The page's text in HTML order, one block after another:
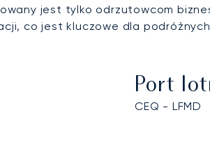
jest tylko odrzutowcom
co jest kluczowe dla
Port
CEQ - LFMD